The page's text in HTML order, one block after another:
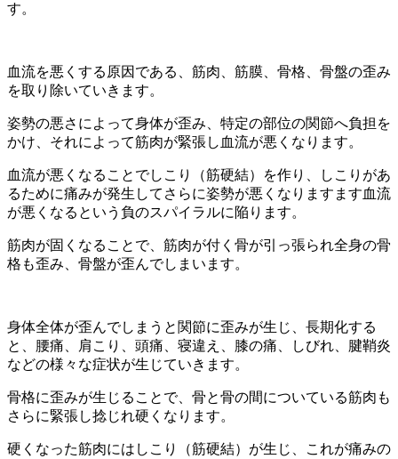
す。
血流を悪くする原因である、筋肉、筋膜、骨格、骨盤の歪み
を取り除いていきます。
姿勢の悪さによって身体が歪み、特定の部位の関節へ負担を
かけ、それによって筋肉が緊張し血流が悪くなります。
血流が悪くなることでしこり（筋硬結）を作り、しこりがあ
るために痛みが発生してさらに姿勢が悪くなりますます血流
が悪くなるという負のスパイラルに陥ります。
筋肉が固くなることで、筋肉が付く骨が引っ張られ全身の骨
格も歪み、骨盤が歪んでしまいます。
身体全体が歪んでしまうと関節に歪みが生じ、長期化する
と、腰痛、肩こり、頭痛、寝違え、膝の痛、しびれ、腱鞘炎
などの様々な症状が生じていきます。
骨格に歪みが生じることで、骨と骨の間についている筋肉も
さらに緊張し捻じれ硬くなります。
硬くなった筋肉にはしこり（筋硬結）が生じ、これが痛みの